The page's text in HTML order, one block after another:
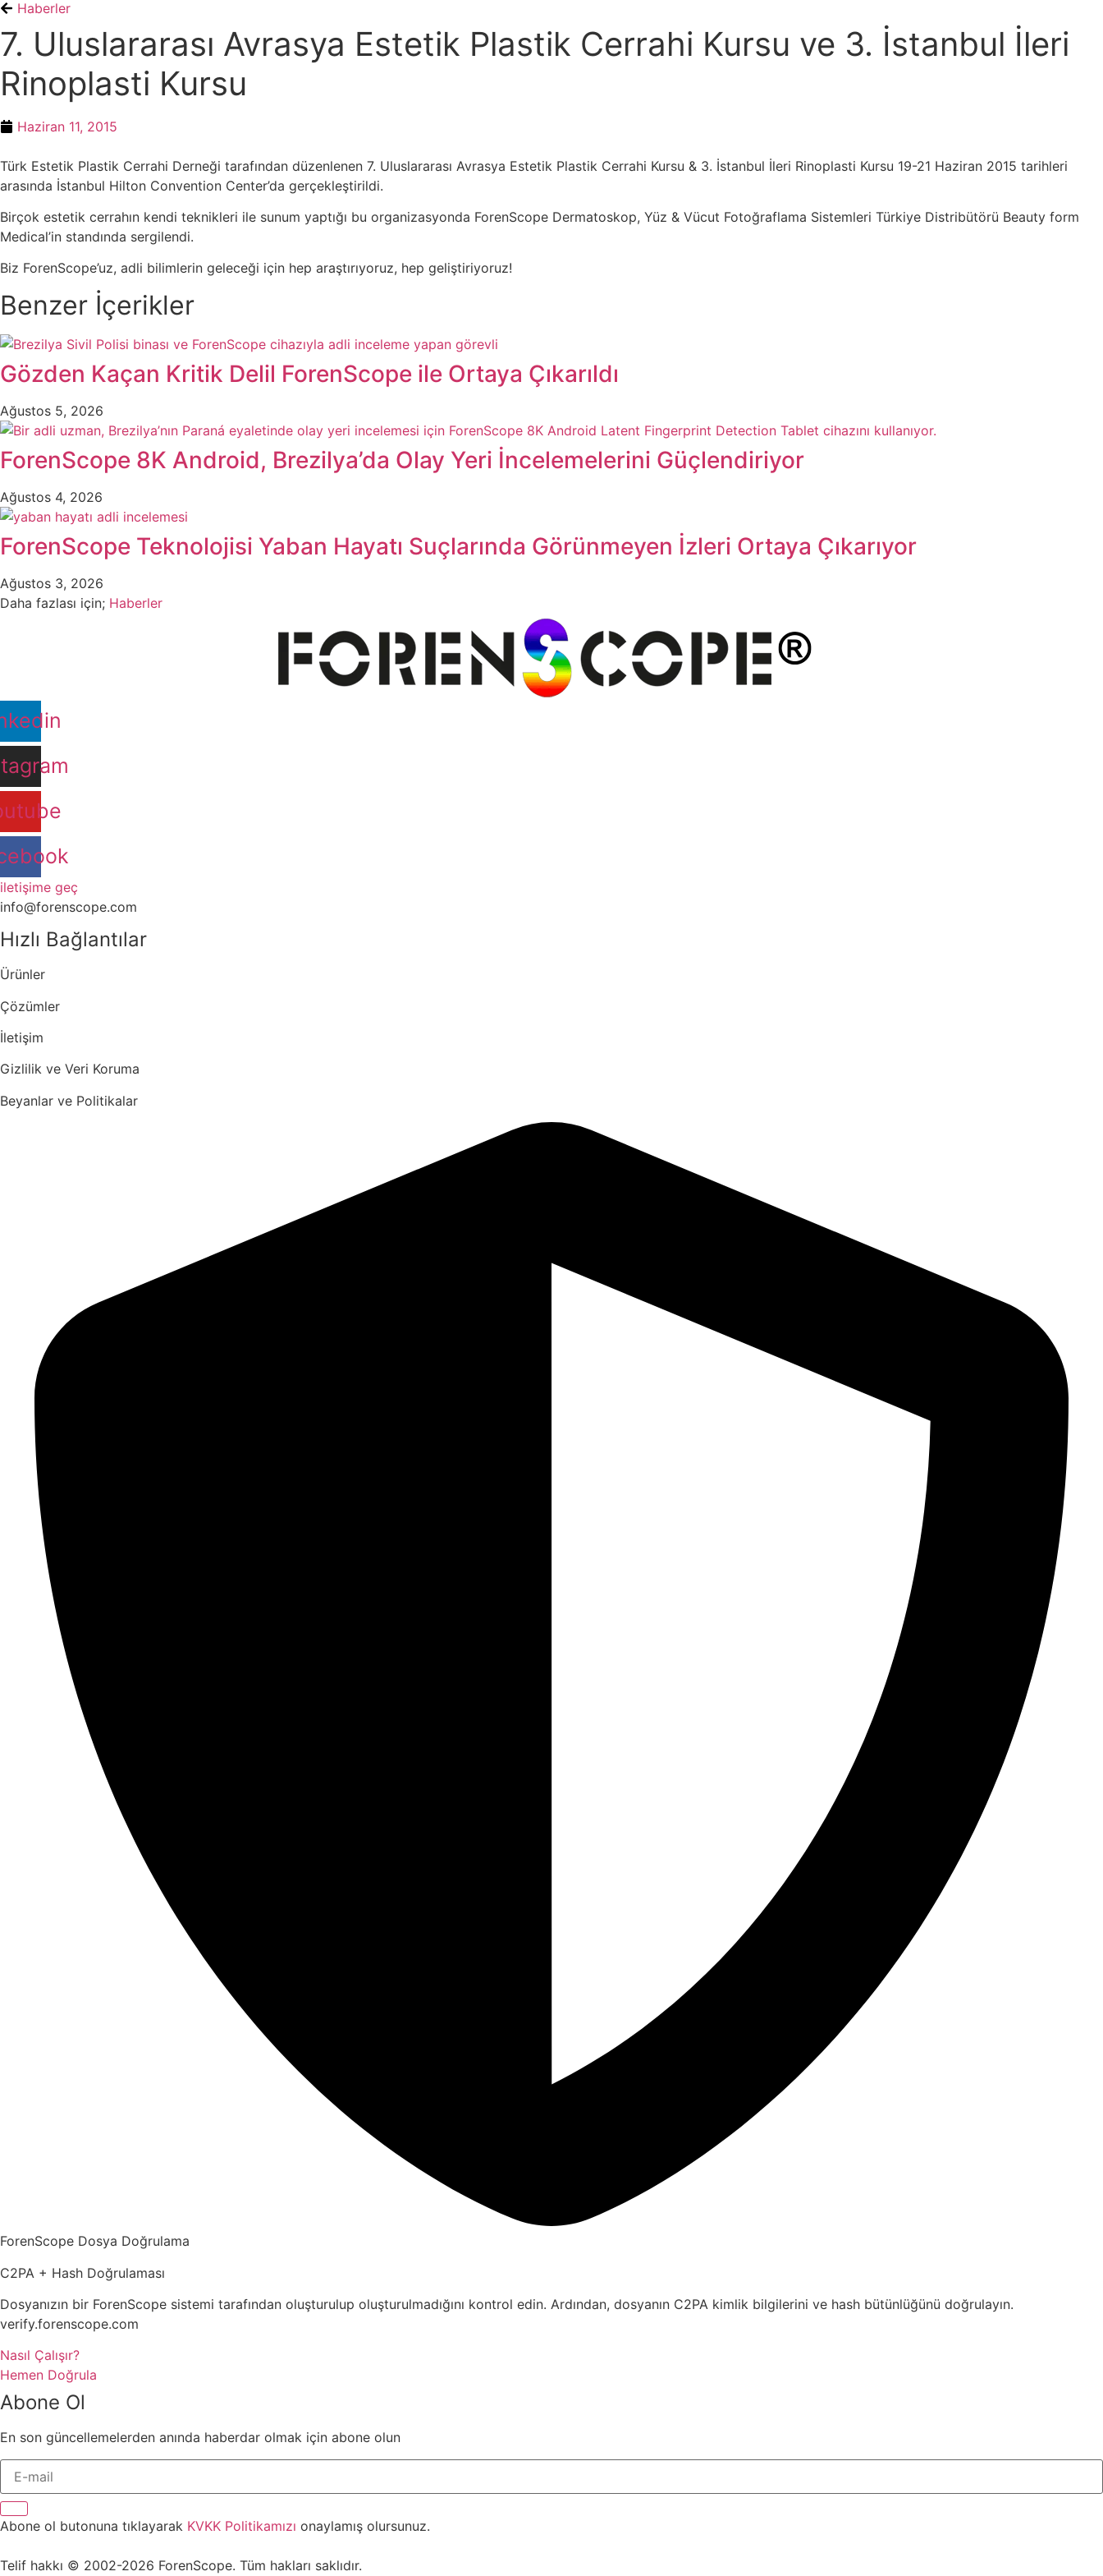
Haberler
7. Uluslararası Avrasya Estetik Plastik Cerrahi Kursu ve 3. İstanbul İleri
Rinoplasti Kursu
Haziran 11, 2015
Türk Estetik Plastik Cerrahi Derneği tarafından düzenlenen 7. Uluslararası Avrasya Estetik Plastik Cerrahi Kursu & 3. İstanbul İleri Rinoplasti Kursu 19-21 Haziran 2015 tarihleri
arasında İstanbul Hilton Convention Center’da gerçekleştirildi.
Birçok estetik cerrahın kendi teknikleri ile sunum yaptığı bu organizasyonda ForenScope Dermatoskop, Yüz & Vücut Fotoğraflama Sistemleri Türkiye Distribütörü Beauty form
Medical’in standında sergilendi.
Biz ForenScope’uz, adli bilimlerin geleceği için hep araştırıyoruz, hep geliştiriyoruz!
Benzer İçerikler
Gözden Kaçan Kritik Delil ForenScope ile Ortaya Çıkarıldı
Ağustos 5, 2026
ForenScope 8K Android, Brezilya’da Olay Yeri İncelemelerini Güçlendiriyor
Ağustos 4, 2026
ForenScope Teknolojisi Yaban Hayatı Suçlarında Görünmeyen İzleri Ortaya Çıkarıyor
Ağustos 3, 2026
Daha fazlası için; Haberler
iletişime geç
info@forenscope.com
Hızlı Bağlantılar
Ürünler
Çözümler
İletişim
Gizlilik ve Veri Koruma
Beyanlar ve Politikalar
ForenScope Dosya Doğrulama
C2PA + Hash Doğrulaması
Dosyanızın bir ForenScope sistemi tarafından oluşturulup oluşturulmadığını kontrol edin. Ardından, dosyanın C2PA kimlik bilgilerini ve hash bütünlüğünü doğrulayın.
verify.forenscope.com
Nasıl Çalışır?
Hemen Doğrula
Abone Ol
En son güncellemelerden anında haberdar olmak için abone olun
Abone ol butonuna tıklayarak KVKK Politikamızı onaylamış olursunuz.
Telif hakkı © 2002-2026 ForenScope. Tüm hakları saklıdır.